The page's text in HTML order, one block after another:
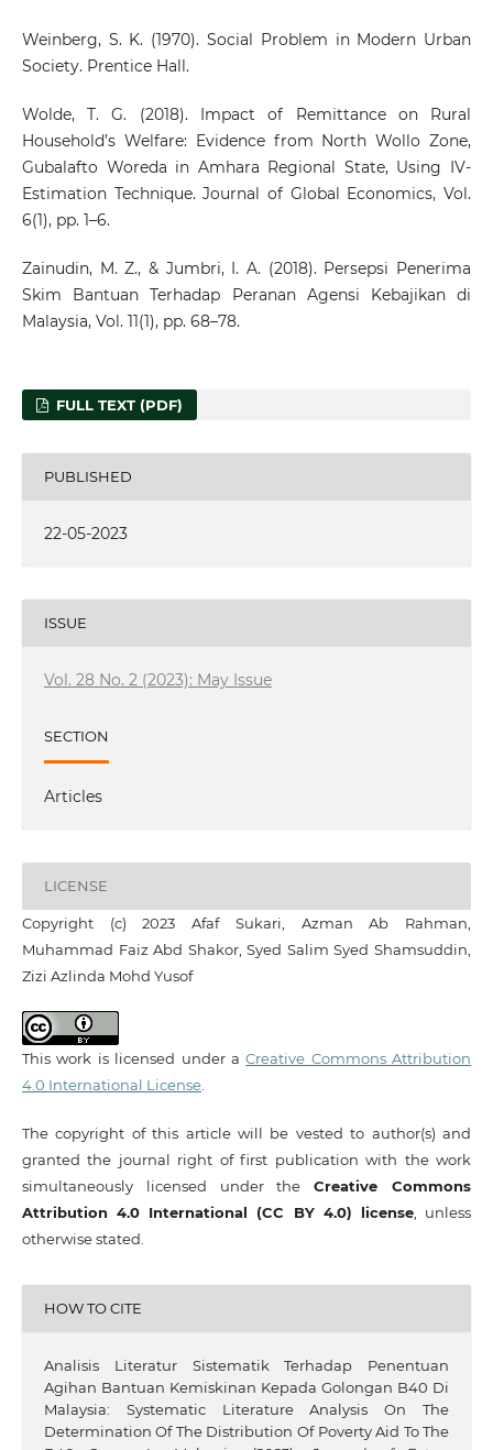
Weinberg, S. K. (1970). Social Problem in Modern Urban
Society. Prentice Hall.
Wolde, T. G. (2018). Impact of Remittance on Rural
Household’s Welfare: Evidence from North Wollo Zone,
Gubalafto Woreda in Amhara Regional State, Using IV-
Estimation Technique. Journal of Global Economics, Vol.
6(1), pp. 1–6.
Zainudin, M. Z., & Jumbri, I. A. (2018). Persepsi Penerima
Skim Bantuan Terhadap Peranan Agensi Kebajikan di
Malaysia, Vol. 11(1), pp. 68–78.
FULL TEXT (PDF)
PUBLISHED
22-05-2023
ISSUE
Vol. 28 No. 2 (2023): May Issue
SECTION
Articles
LICENSE
Copyright (c) 2023 Afaf Sukari, Azman Ab Rahman,
Muhammad Faiz Abd Shakor, Syed Salim Syed Shamsuddin,
Zizi Azlinda Mohd Yusof
This work is licensed under aCreative Commons Attribution
4.0 International License.
The copyright of this article will be vested to author(s) and
granted the journal right of first publication with the work
simultaneously licensed under theCreative Commons
Attribution 4.0 International (CC BY 4.0) license, unless
otherwise stated.
HOW TO CITE
Analisis Literatur Sistematik Terhadap Penentuan
Agihan Bantuan Kemiskinan Kepada Golongan B40 Di
Malaysia: Systematic Literature Analysis On The
Determination Of The Distribution Of Poverty Aid To The